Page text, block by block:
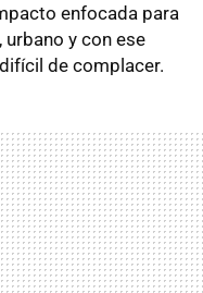
enfocada para
, urbano y con ese
de complacer.